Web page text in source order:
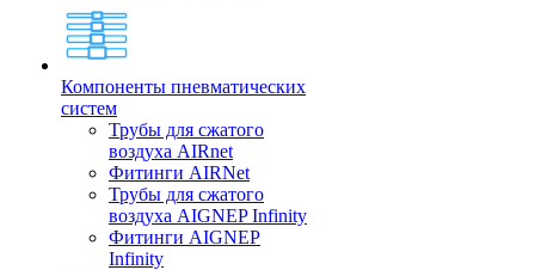
Компоненты пневматических
систем
Трубы для сжатого
воздуха AIRnet
Фитинги AIRNet
Трубы для сжатого
воздуха AIGNEP Infinity
Фитинги AIGNEP
Infinity